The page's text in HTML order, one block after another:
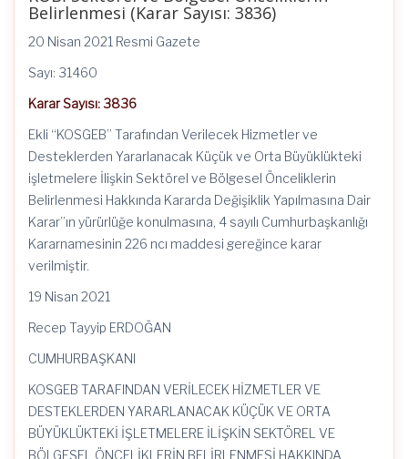
Belirlenmesi (Karar Sayısı: 3836)
20 Nisan 2021 Resmi Gazete
Sayı: 31460
Karar Sayısı: 3836
Ekli “KOSGEB” Tarafından Verilecek Hizmetler ve
Desteklerden Yararlanacak Küçük ve Orta Büyüklükteki
işletmelere İlişkin Sektörel ve Bölgesel Önceliklerin
Belirlenmesi Hakkında Kararda Değişiklik Yapılmasına Dair
Karar”ın yürürlüğe konulmasına, 4 sayılı Cumhurbaşkanlığı
Kararnamesinin 226 ncı maddesi gereğince karar
verilmiştir.
19 Nisan 2021
Recep Tayyip ERDOĞAN
CUMHURBAŞKANI
KOSGEB TARAFINDAN VERİLECEK HİZMETLER VE
DESTEKLERDEN YARARLANACAK KÜÇÜK VE ORTA
BÜYÜKLÜKTEKİ İŞLETMELERE İLİŞKİN SEKTÖREL VE
BÖLGESEL ÖNCELİKLERİN BELİRLENMESİ HAKKINDA